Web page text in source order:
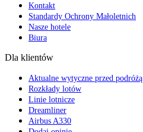
Kontakt
Standardy Ochrony Małoletnich
Nasze hotele
Biura
Dla klientów
Aktualne wytyczne przed podróżą
Rozkłady lotów
Linie lotnicze
Dreamliner
Airbus A330